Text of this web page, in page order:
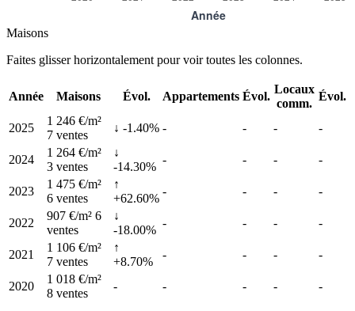
Maisons
Faites glisser horizontalement pour voir toutes les colonnes.
Année Maisons Évol. Appartements Évol.
Locaux
comm.
Évol.
2025
1 246 €/m²
7 ventes
↓ -1.40% - - - -
2024
1 264 €/m²
3 ventes
↓
-14.30%
- - - -
2023
1 475 €/m²
6 ventes
↑
+62.60%
- - - -
2022
907 €/m² 6
ventes
↓
-18.00%
- - - -
2021
1 106 €/m²
7 ventes
↑
+8.70%
- - - -
2020
1 018 €/m²
8 ventes
- - - - -